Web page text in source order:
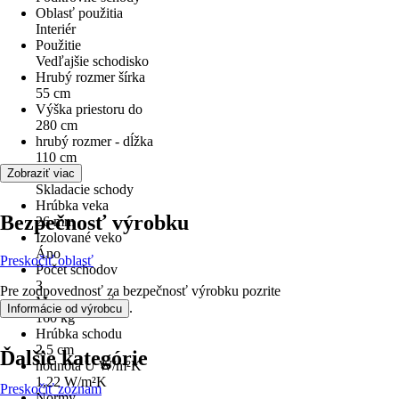
Oblasť použitia
Interiér
Použitie
Vedľajšie schodisko
Hrubý rozmer šírka
55 cm
Výška priestoru do
280 cm
hrubý rozmer - dĺžka
110 cm
Variant
Skladacie schody
Hrúbka veka
26 mm
Izolované veko
Áno
Počet schodov
3
Max. nosnosť
160 kg
Hrúbka schodu
2,5 cm
hodnota U W/m²K
1,22 W/m²K
Zobraziť viac
Bezpečnosť výrobku
Preskočiť oblasť
Pre zodpovednosť za bezpečnosť výrobku pozrite
Informácie od výrobcu .
Ďalšie kategórie
Preskočiť zoznam